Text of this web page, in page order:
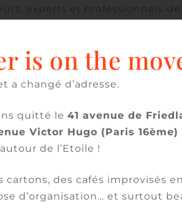
experts et professionnels
innovation, éthique,
Président de Ethik-IA, notre
a animé, avec Lucie Alleaume
santé : « « Sécu de l’IA » et
de pilotages » avec les
(Déléguée régionale FHF
Nicolas Delaporte (Directeur
régionale FHF
UNIHA)
is on the
a changé d’adresse.
quitté le 41 avenue de
Victor Hugo (Paris 16ème)
de l’Etoile !
cartons, des cafés improvisés
d’organisation… et surtout